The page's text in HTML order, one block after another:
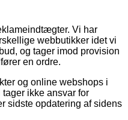
Vi har
webbutikker idet vi
og tager imod provision
en ordre.
og online webshops i
ikke ansvar for
sidste opdatering af sidens